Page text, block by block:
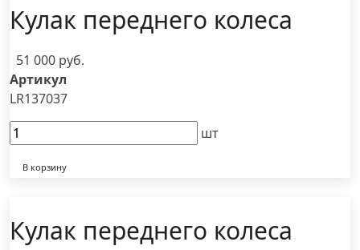
Кулак переднего колеса
51 000 руб.
Артикул
LR137037
шт
В корзину
Кулак переднего колеса